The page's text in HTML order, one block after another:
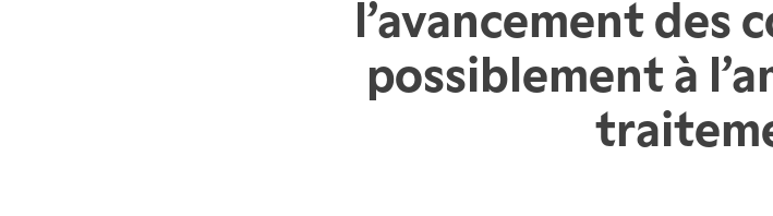
l’avancement des
possiblement à